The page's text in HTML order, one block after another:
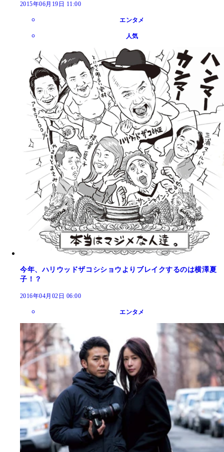
2015年06月19日 11:00
エンタメ
人気
今年、ハリウッドザコシショウよりブレイクするのは横澤夏
子！？
2016年04月02日 06:00
エンタメ